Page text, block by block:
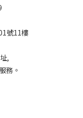
號11樓
,
務。